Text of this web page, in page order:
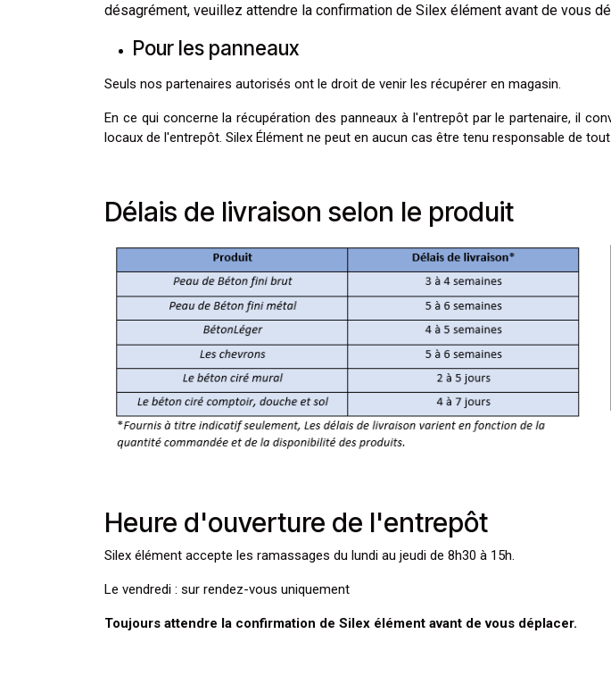
désagrément, veuillez attendre la confirmation de Silex élément avant de vous
Pour les panneaux
Seuls nos partenaires autorisés ont le droit de venir les récupérer en magasin.
En ce qui concerne la récupération des panneaux à l'entrepôt par le partenaire, il
locaux de l'entrepôt. Silex Élément ne peut en aucun cas être tenu responsable de
Délais de livraison selon le produit
Heure d'ouverture de l'entrepôt
Silex élément accepte les ramassages du lundi au jeudi de 8h30 à 15h.
Le vendredi : sur rendez-vous uniquement
Toujours attendre la confirmation de Silex élément avant de vous déplacer.